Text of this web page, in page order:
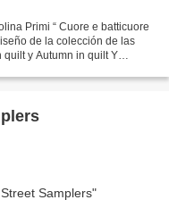
Primi “ Cuore e batticuore
de la colección de las
y Autumn in quilt Y